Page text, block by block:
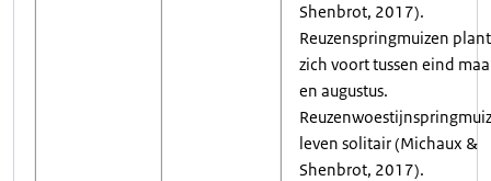
Shenbrot, 2017).
Reuzenspringmuizen
zich voort tussen eind
en augustus.
leven solitair (Michaux &
Shenbrot, 2017).